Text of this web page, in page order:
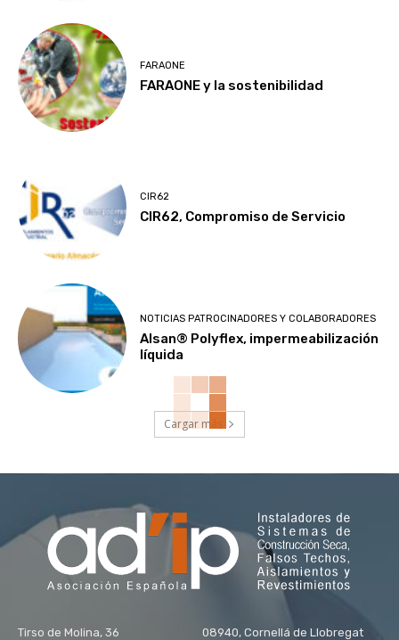
FARAONE
FARAONE y la sostenibilidad
CIR62
CIR62, Compromiso de Servicio
NOTICIAS PATROCINADORES Y COLABORADORES
Alsan® Polyflex, impermeabilización
líquida
Cargar más
Tirso de Molina, 36 08940, Cornellá de Llobregat